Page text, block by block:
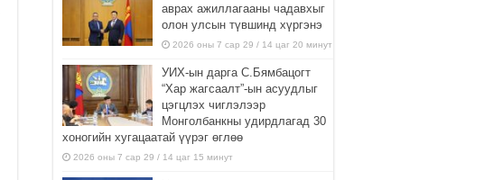
аврах ажиллагааны чадавхыг
олон улсын түвшинд хүргэнэ
2026 оны 7 сар 29 / 14 цаг 20 минут
УИХ-ын дарга С.Бямбацогт
“Хар жагсаалт”-ын асуудлыг
цэгцлэх чиглэлээр
Монголбанкны удирдлагад 30
хоногийн хугацаатай үүрэг өглөө
2026 оны 7 сар 29 / 14 цаг 15 минут